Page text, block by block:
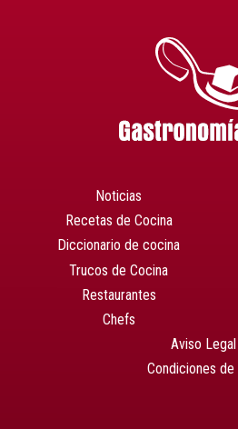
Noticias
Recetas de Cocina
Diccionario de cocina
Trucos de Cocina
Restaurantes
Chefs
Aviso Legal
Condiciones de